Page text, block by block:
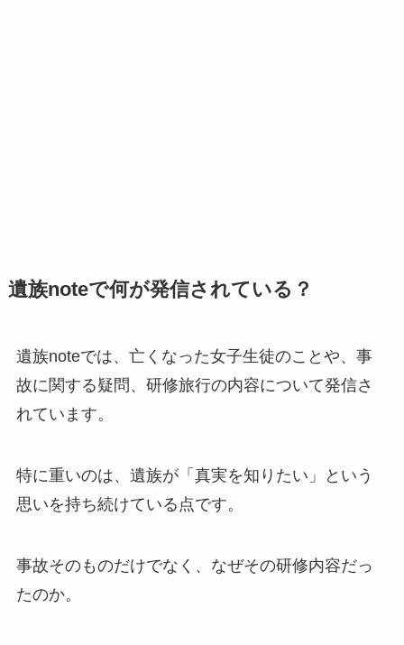
遺族noteで何が発信されている？
遺族noteでは、亡くなった女子生徒のことや、事
故に関する疑問、研修旅行の内容について発信さ
れています。
特に重いのは、遺族が「真実を知りたい」という
思いを持ち続けている点です。
事故そのものだけでなく、なぜその研修内容だっ
たのか。